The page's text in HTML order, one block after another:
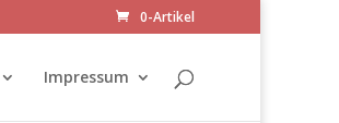
0-Artikel
Impressum